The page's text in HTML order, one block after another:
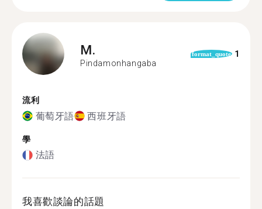
M.
Pindamonhangaba
format_quote 1
流利
葡萄牙語 西班牙語
學
法語
我喜歡談論的話題